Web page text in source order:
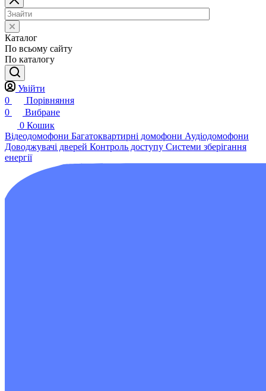
Каталог
По всьому сайту
По каталогу
Увійти
0
Порівняння
0
Вибране
0 Кошик
Відеодомофони Багатоквартирні домофони Аудіодомофони
Доводжувачі дверей Контроль доступу Системи зберігання
енергії